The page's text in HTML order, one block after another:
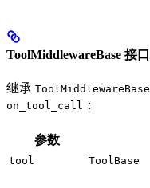
ToolMiddlewareBase 接口
继承 ToolMiddlewareBase
on_tool_call ：
参数
tool ToolBase